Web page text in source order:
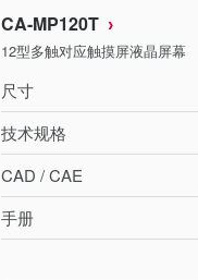
CA-MP120T
12型多触对应触摸屏液晶屏幕
尺寸
技术规格
CAD / CAE
手册